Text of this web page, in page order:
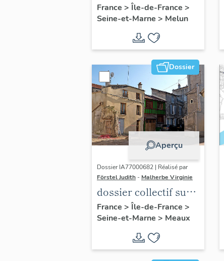
France > Île-de-France >
Seine-et-Marne > Melun
Dossier
Aperçu
Dossier IA77000682 | Réalisé par
Förstel Judith - Malherbe Virginie
dossier collectif sur
les cours communes
du Faubourg Saint-
France > Île-de-France >
Seine-et-Marne > Meaux